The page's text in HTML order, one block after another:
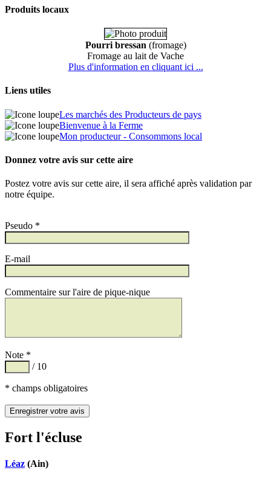
Produits locaux
Pourri bressan (fromage)
Fromage au lait de Vache
Plus d'information en cliquant ici ...
Liens utiles
Les marchés des Producteurs de pays
Bienvenue à la Ferme
Mon producteur - Consommons local
Donnez votre avis sur cette aire
Postez votre avis sur cette aire, il sera affiché après validation par
notre équipe.
Pseudo *
E-mail
Commentaire sur l'aire de pique-nique
Note *
/ 10
* champs obligatoires
Fort l'écluse
Léaz (Ain)